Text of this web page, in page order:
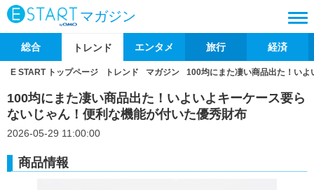
マガジン
総合 トレンド エンタメ 旅行 経済
E START トップページ トレンド マガジン 100均にまた凄い商品出た！い
100均にまた凄い商品出た！いよいよキーケース要ら
ないじゃん！便利な機能が付いた優秀財布
2026-05-29 11:00:00
商品情報